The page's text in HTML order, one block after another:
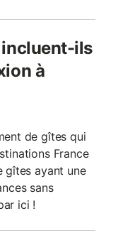
incluent-ils
à
de gîtes qui
France
gîtes ayant une
sans
ici !